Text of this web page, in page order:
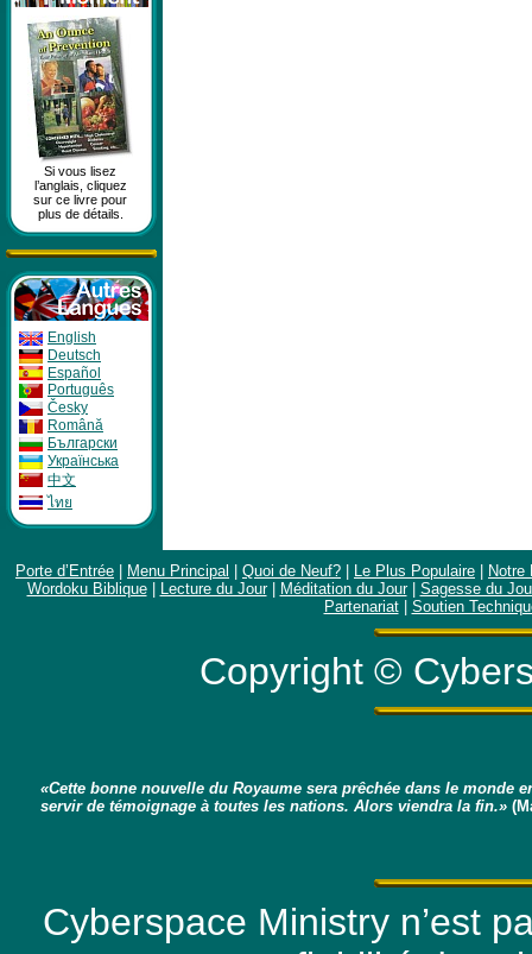
Si vous lisez
l’anglais, cliquez
sur ce livre pour
plus de détails.
English
Deutsch
Español
Português
Česky
Română
Бългapcки
Укpaïнcькa
中文
ไทย
Porte d’Entrée Menu Principal Quoi de Neuf? Le Plus Populaire
Notre
Wordoku Biblique| Lecture du Jour| Méditation du Jour| Sagesse du
Partenariat| Soutien
Copyright ©
«Cette bonne nouvelle du Royaume sera prêchée dans le monde
servir de témoignage à toutes les nations. Alors viendra la fin.»
Cyberspace Ministry n’est